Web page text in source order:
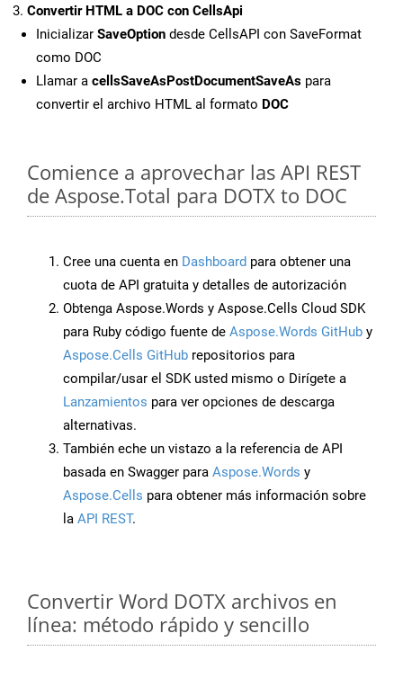
Convertir HTML a DOC con CellsApi
Inicializar SaveOption desde CellsAPI con SaveFormat
como DOC
Llamar a cellsSaveAsPostDocumentSaveAs para
convertir el archivo HTML al formato DOC
Comience a aprovechar las API REST
de Aspose.Total para DOTX to DOC
Cree una cuenta en Dashboard para obtener una
cuota de API gratuita y detalles de autorización
Obtenga Aspose.Words y Aspose.Cells Cloud SDK
para Ruby código fuente de Aspose.Words GitHub y
Aspose.Cells GitHub repositorios para
compilar/usar el SDK usted mismo o Dirígete a
Lanzamientos para ver opciones de descarga
alternativas.
También eche un vistazo a la referencia de API
basada en Swagger para Aspose.Words y
Aspose.Cells para obtener más información sobre
la API REST.
Convertir Word DOTX archivos en
línea: método rápido y sencillo